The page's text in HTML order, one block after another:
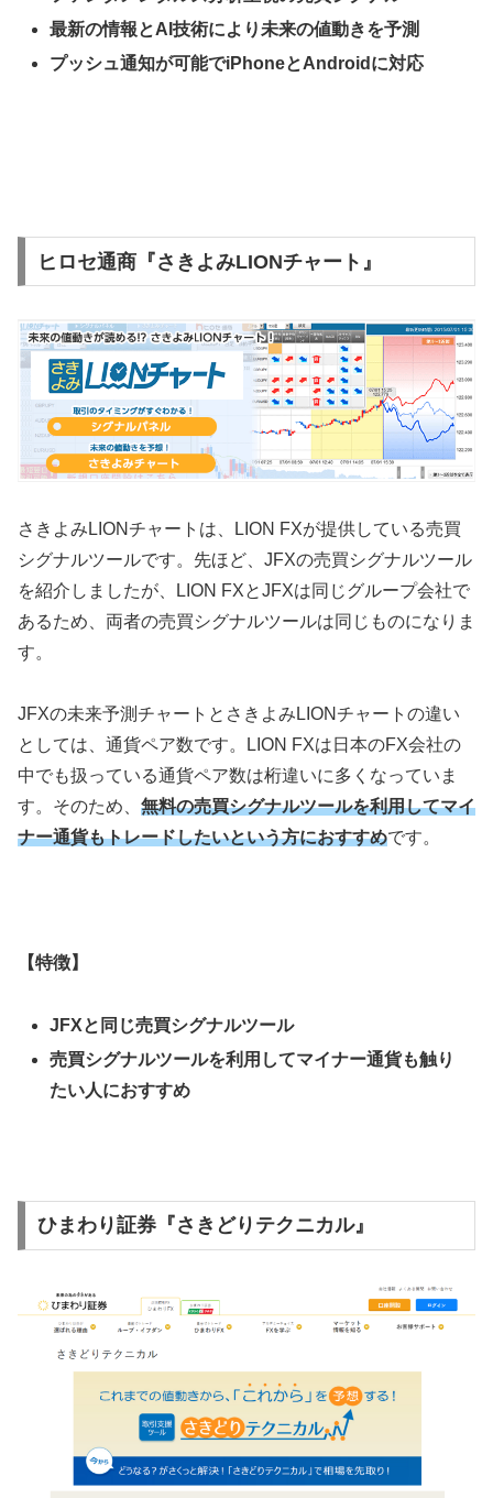
最新の情報とAI技術により未来の値動きを予測
プッシュ通知が可能でiPhoneとAndroid に対応
ヒロセ通商『さきよみLIONチャート』
さきよみ LIONチャートは、 LION FXが提供している売買
シグナルツールです。先ほど、 JFXの売買シグナルツール
を紹介しましたが、
LION FXとJFXは同じグループ会社で
あるため、両者の売買シグナルツールは同じものになりま
す。
JFXの未来予測チャートとさきよみLIONチャートの違い
としては、通貨ペア数です。
LION FXは日本のFX会社の
中でも扱っている通貨ペア数は桁違いに多くなっていま
す。そのため、 無料の売買シグナルツールを利用してマイ
ナー通貨もトレードしたいという方におすすめです。
【特徴】
JFXと同じ売買シグナルツール
売買シグナルツールを利用してマイナー通貨も触り
たい人におすすめ
ひまわり証券『さきどりテクニカル』